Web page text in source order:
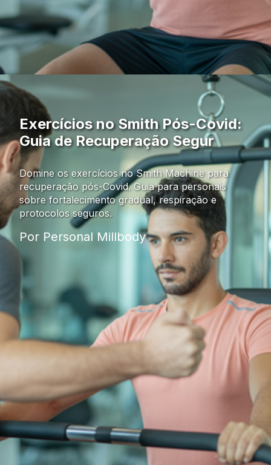
Exercícios no Smith Pós-Covid:
Guia de Recuperação Segur
Domine os exercícios no Smith Machine para
recuperação pós-Covid. Guia para personais
sobre fortalecimento gradual, respiração e
protocolos seguros.
Por Personal Millbody